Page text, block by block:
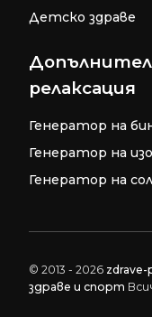
Детско здраве
релаксация
Генератор на
Генератор на
Генератор на
© 2013 - 2026
здраве и спорт